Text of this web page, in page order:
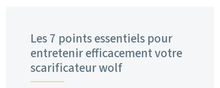
Les 7 points essentiels pour
entretenir efficacement votre
scarificateur wolf